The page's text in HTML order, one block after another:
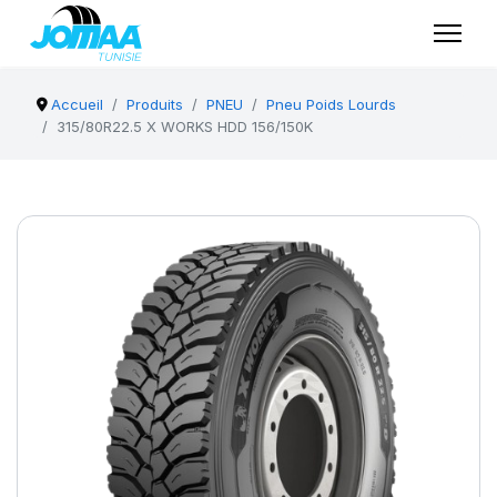
Accueil Produits PNEU
Pneu Poids Lourds
315/80R22.5 X WORKS HDD 156/150K